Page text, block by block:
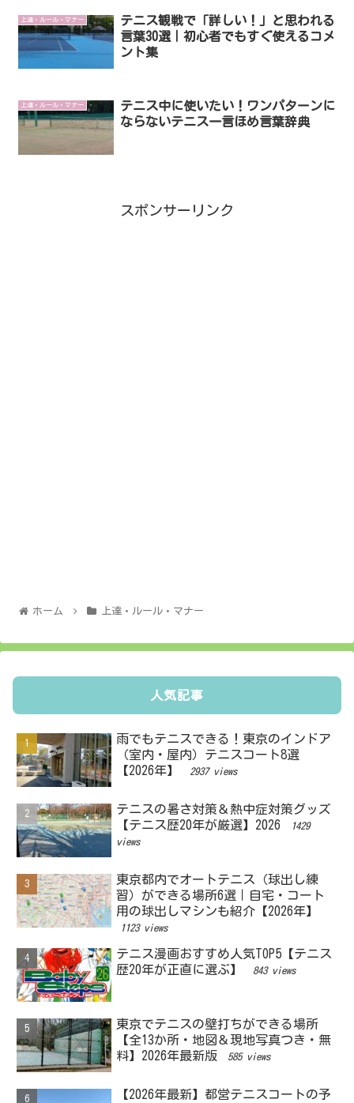
上達・ルール・マナー
テニス観戦で「詳しい！」と思われる
言葉30選｜初心者でもすぐ使えるコメ
ント集
上達・ルール・マナー
テニス中に使いたい！ワンパターンに
ならないテニス一言ほめ言葉辞典
スポンサーリンク
ホーム 上達・ルール・マナー
人気記事
雨でもテニスできる！東京のインドア
（室内・屋内）テニスコート8選
【2026年】
2937 views
テニスの暑さ対策＆熱中症対策グッズ
【テニス歴20年が厳選】2026
1429
views
東京都内でオートテニス（球出し練
習）ができる場所6選｜自宅・コート
用の球出しマシンも紹介【2026年】
1123 views
テニス漫画おすすめ人気TOP5【テニス
歴20年が正直に選ぶ】
843 views
東京でテニスの壁打ちができる場所
【全13か所・地図＆現地写真つき・無
料】2026年最新版
585 views
【2026年最新】都営テニスコートの予